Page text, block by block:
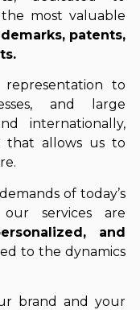
most valuable
patents,
to
and large
internationally,
that allows us to
of today’s
our services are
and
to the dynamics
brand and your